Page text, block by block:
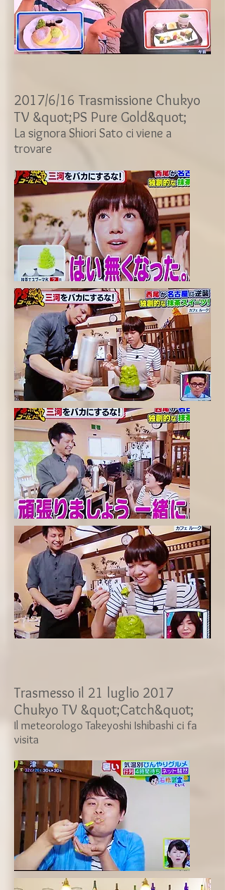
2017/6/16 Trasmissione Chukyo
TV &quot;PS Pure Gold&quot;
La signora Shiori Sato ci viene a
trovare
Trasmesso il 21 luglio 2017
Chukyo TV &quot;Catch&quot;
Il meteorologo Takeyoshi Ishibashi ci fa
visita